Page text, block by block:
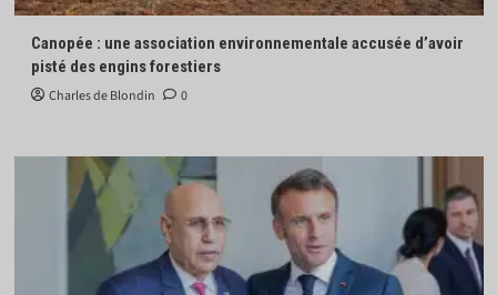
Canopée : une association environnementale accusée d’avoir
pisté des engins forestiers
Charles de Blondin 0